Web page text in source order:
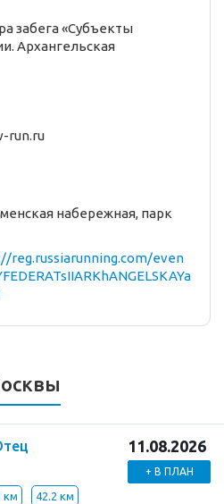
забега «Субъекты
Архангельская
run.ru
набережная, парк
reg.russiarunning.com/even
км 42.2 км
11.08.2026
+ В ПЛАН